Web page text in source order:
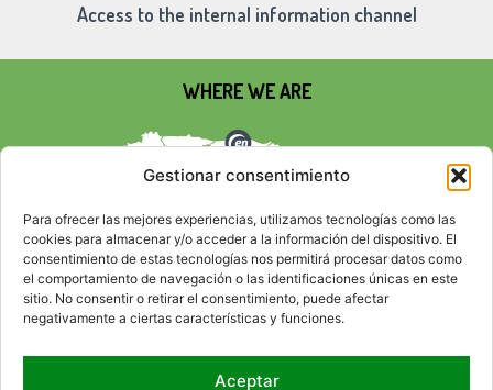
Gestionar consentimiento
Para ofrecer las mejores experiencias, utilizamos tecnologías como las
cookies para almacenar y/o acceder a la información del dispositivo. El
consentimiento de estas tecnologías nos permitirá procesar datos como
el comportamiento de navegación o las identificaciones únicas en este
sitio. No consentir o retirar el consentimiento, puede afectar
negativamente a ciertas características y funciones.
Aceptar
Access to the internal information channel
WHERE WE ARE